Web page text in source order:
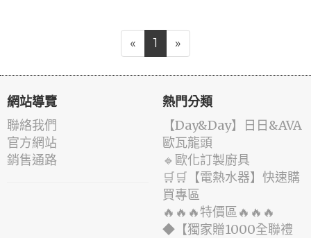
« 1 »
網站導覽
聯絡我們
官方網站
銷售通路
熱門分類
️【Day&Day】️日日&AVA
歐瓦龍頭
🔹歐化訂製廚具
🛒🛒【電熱水器】快速購
買專區
🔥🔥🔥特價區🔥🔥🔥
◆【獨家贈1000全聯禮